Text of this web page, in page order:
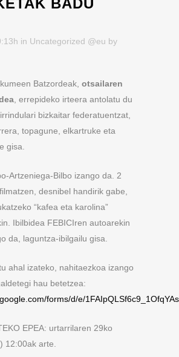
BADU
in Uncategorized @eu by
Batzordeak, otsailaren
, errepideko irteera antolatu du
bizkaitar federatuentzat,
topagune, elkartruke eta
gisa.
Artzeniega-Bilbo izango da. 2
desnibel handirik gabe,
“kafea eta karolina”
Ibilbidea FEBICIren autoarekin
da, laguntza-ibilgailu gisa.
ahal izateko, nahitaezkoa izango
hau betetzea:
forms/d/e/
EPEA: urtarrilaren 29ko
12:00ak arte.